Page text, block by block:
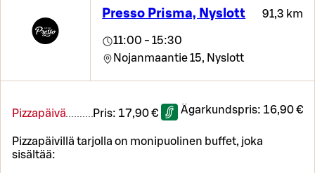
Presso Prisma, Nyslott 91,3 km
11:00 - 15:30
Nojanmaantie 15, Nyslott
Pizzapäivä Pris: 17,90 € Ägarkundspris: 16,90 €
Pizzapäivillä tarjolla on monipuolinen buffet, joka
sisältää: